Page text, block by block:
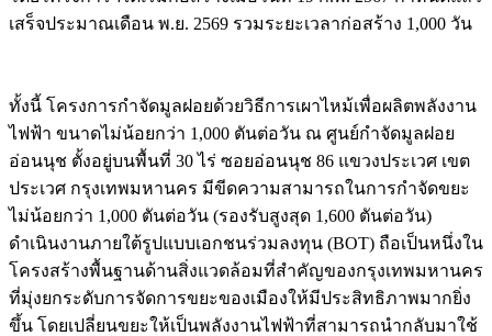
เสร็จประมาณเดือน พ.ย. 2569 รวมระยะเวลาก่อสร้าง 1,000 วัน
ทั้งนี้ โครงการกำจัดมูลฝอยด้วยวิธีการเผาไหม้เพื่อผลิตพลังงาน
ไฟฟ้า ขนาดไม่น้อยกว่า 1,000 ตันต่อวัน ณ ศูนย์กำจัดมูลฝอย
อ่อนนุช ตั้งอยู่บนพื้นที่ 30 ไร่ ซอยอ่อนนุช 86 แขวงประเวศ เขต
ประเวศ กรุงเทพมหานคร มีขีดความสามารถในการกำจัดขยะ
ไม่น้อยกว่า 1,000 ตันต่อวัน (รองรับสูงสุด 1,600 ตันต่อวัน)
ดำเนินงานภายใต้รูปแบบเอกชนร่วมลงทุน (BOT) ถือเป็นหนึ่งใน
โครงสร้างพื้นฐานด้านสิ่งแวดล้อมที่สำคัญของกรุงเทพมหานคร
ที่มุ่งยกระดับการจัดการขยะของเมืองให้มีประสิทธิภาพมากยิ่ง
ขึ้น โดยเปลี่ยนขยะให้เป็นพลังงานไฟฟ้าที่สามารถนำกลับมาใช้